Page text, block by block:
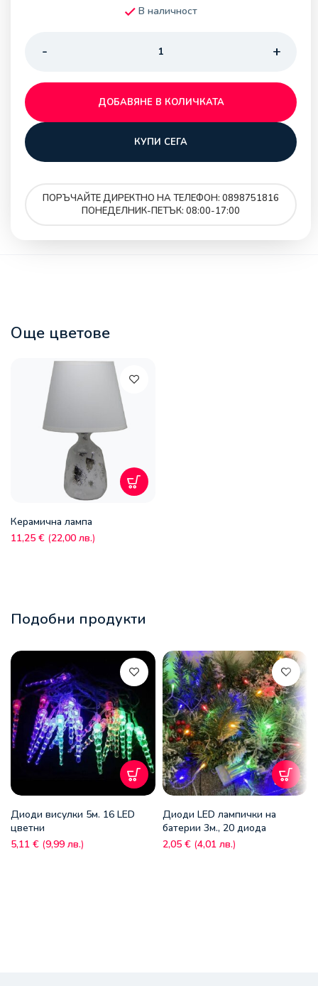
В наличност
ДОБАВЯНЕ В КОЛИЧКАТА
КУПИ СЕГА
ПОРЪЧАЙТЕ ДИРЕКТНО НА ТЕЛЕФОН: 0898751816
ПОНЕДЕЛНИК-ПЕТЪК: 08:00-17:00
Още цветове
Керамична лампа
11,25 € (22,00 лв.)
Подобни продукти
Диоди висулки 5м. 16 LED
цветни
5,11 € (9,99 лв.)
Диоди LED лампички на
батерии 3м., 20 диода
2,05 € (4,01 лв.)